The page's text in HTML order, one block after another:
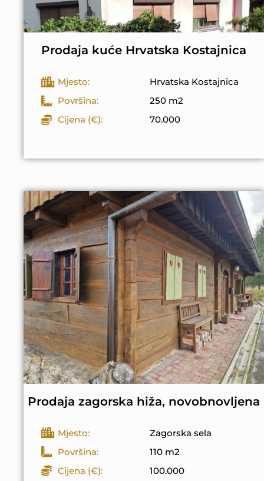
Prodaja kuće Hrvatska Kostajnica
Mjesto:
Hrvatska Kostajnica
Površina:
250 m2
Cijena (€):
70.000
Prodaja zagorska hiža, novobnovljena
Mjesto:
Zagorska sela
Površina:
110 m2
Cijena (€):
100.000